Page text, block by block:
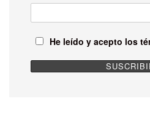
He leído y acepto los